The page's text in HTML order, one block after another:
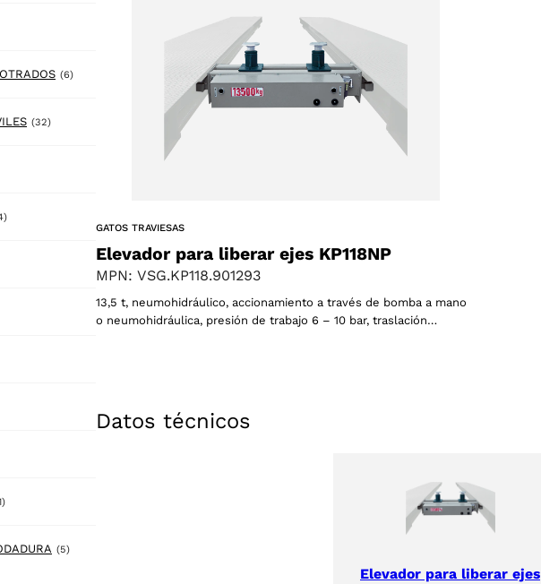
(6)6 products
(32)32 products
4 products
products
61 products
(5)5 products
GATOS TRAVIESAS
Elevador para liberar ejes KP118NP
MPN: VSG.KP118.901293
13,5 t, neumohidráulico, accionamiento a través de bomba a mano
o neumohidráulica, presión de trabajo 6 – 10 bar, traslación…
Datos técnicos
Elevador para liberar ejes